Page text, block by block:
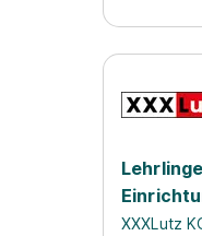
Lehrlinge
XXXLutz